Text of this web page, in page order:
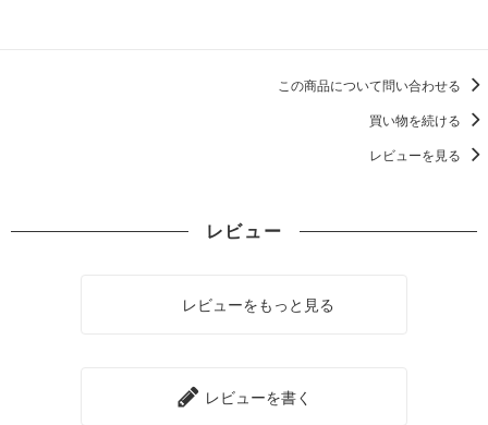
この商品について問い合わせる
買い物を続ける
レビューを見る
レビュー
レビューをもっと見る
レビューを書く